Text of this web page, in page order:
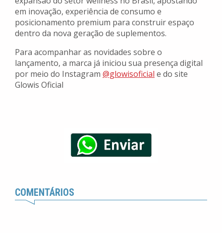
em inovação, experiência de consumo e
posicionamento premium para construir espaço
dentro da nova geração de suplementos.
Para acompanhar as novidades sobre o
lançamento, a marca já iniciou sua presença digital
por meio do Instagram @glowisoficial e do site
Glowis Oficial
COMENTÁRIOS